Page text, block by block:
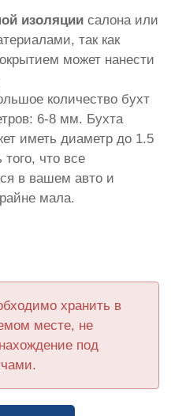
изоляции салона или
так как
может нанести
количество бухт
6-8 мм. Бухта
иметь диаметр до 1.5
что все
в вашем авто и
мала.
хранить в
месте, не
под